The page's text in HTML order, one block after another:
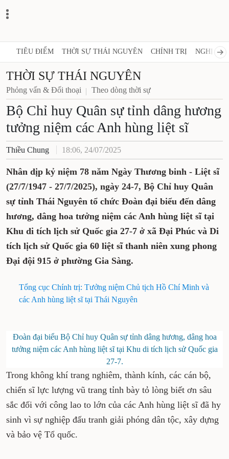
TIÊU ĐIỂM THỜI SỰ THÁI NGUYÊN CHÍNH TRỊ NGHỊ
THỜI SỰ THÁI NGUYÊN
Phỏng vấn & Đối thoại Theo dòng thời sự
Bộ Chỉ huy Quân sự tỉnh dâng hương
tưởng niệm các Anh hùng liệt sĩ
Thiều Chung 18:06, 24/07/2025
Nhân dịp kỷ niệm 78 năm Ngày Thương binh - Liệt sĩ
(27/7/1947 - 27/7/2025), ngày 24-7, Bộ Chỉ huy Quân
sự tỉnh Thái Nguyên tổ chức Đoàn đại biểu đến dâng
hương, dâng hoa tưởng niệm các Anh hùng liệt sĩ tại
Khu di tích lịch sử Quốc gia 27-7 ở xã Đại Phúc và Di
tích lịch sử Quốc gia 60 liệt sĩ thanh niên xung phong
Đại đội 915 ở phường Gia Sàng.
Tổng cục Chính trị: Tưởng niệm Chủ tịch Hồ Chí Minh và
các Anh hùng liệt sĩ tại Thái Nguyên
Đoàn đại biểu Bộ Chỉ huy Quân sự tỉnh dâng hương, dâng hoa
tưởng niệm các Anh hùng liệt sĩ tại Khu di tích lịch sử Quốc gia
27-7.
Trong không khí trang nghiêm, thành kính, các cán bộ,
chiến sĩ lực lượng vũ trang tỉnh bày tỏ lòng biết ơn sâu
sắc đối với công lao to lớn của các Anh hùng liệt sĩ đã hy
sinh vì sự nghiệp đấu tranh giải phóng dân tộc, xây dựng
và bảo vệ Tổ quốc.